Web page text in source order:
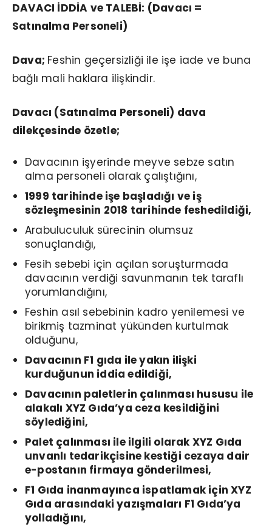
DAVACI İDDİA ve TALEBİ: (Davacı =
Satınalma Personeli)
Dava; Feshin geçersizliği ile işe iade ve buna
bağlı mali haklara ilişkindir.
Davacı (Satınalma Personeli) dava
dilekçesinde özetle;
Davacının işyerinde meyve sebze satın
alma personeli olarak çalıştığını,
1999 tarihinde işe başladığı ve iş
sözleşmesinin 2018 tarihinde feshedildiği,
Arabuluculuk sürecinin olumsuz
sonuçlandığı,
Fesih sebebi için açılan soruşturmada
davacının verdiği savunmanın tek taraflı
yorumlandığını,
Feshin asıl sebebinin kadro yenilemesi ve
birikmiş tazminat yükünden kurtulmak
olduğunu,
Davacının F1 gıda ile yakın ilişki
kurduğunun iddia edildiği,
Davacının paletlerin çalınması hususu ile
alakalı XYZ Gıda’ya ceza kesildiğini
söylediğini,
Palet çalınması ile ilgili olarak XYZ Gıda
unvanlı tedarikçisine kestiği cezaya dair
e-postanın firmaya gönderilmesi,
F1 Gıda inanmayınca ispatlamak için XYZ
Gıda arasındaki yazışmaları F1 Gıda’ya
yolladığını,